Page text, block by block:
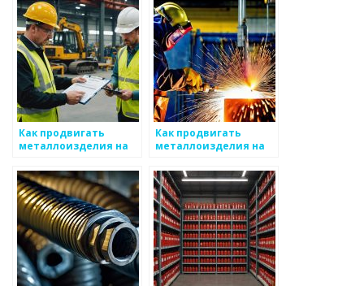
Как продвигать
металлоизделия на
Как продвигать
металлоизделия на